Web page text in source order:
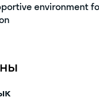
environment